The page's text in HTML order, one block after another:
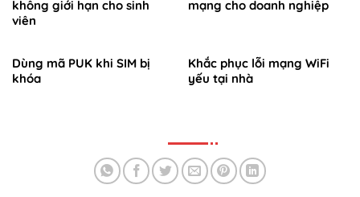
không giới hạn cho sinh
viên
mạng cho doanh nghiệp
Dùng mã PUK khi SIM bị
khóa
Khắc phục lỗi mạng WiFi
yếu tại nhà